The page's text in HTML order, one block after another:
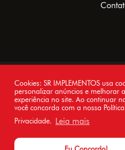
Cookies: SR IMPLEMENTOS usa
personalizar anúncios e melhorar
experiência no site. Ao continuar
você concorda com a nossa
Privacidade. Leia mais
SR IMPLEMENTOS
CNPJ
Todos os direitos